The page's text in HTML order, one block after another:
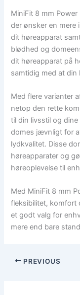
MiniFit 8 mm
der ønsker en mere
dit høreapparat
blødhed og
dit høreapparat på
samtidig med at
Med flere varianter
netop den rette
til din livsstil og
domes jævnligt for
lydkvalitet. Disse
høreapparater og
høreoplevelse til
Med MiniFit 8 mm
fleksibilitet, komfort
et godt valg for
mere end bare
PREVIOUS